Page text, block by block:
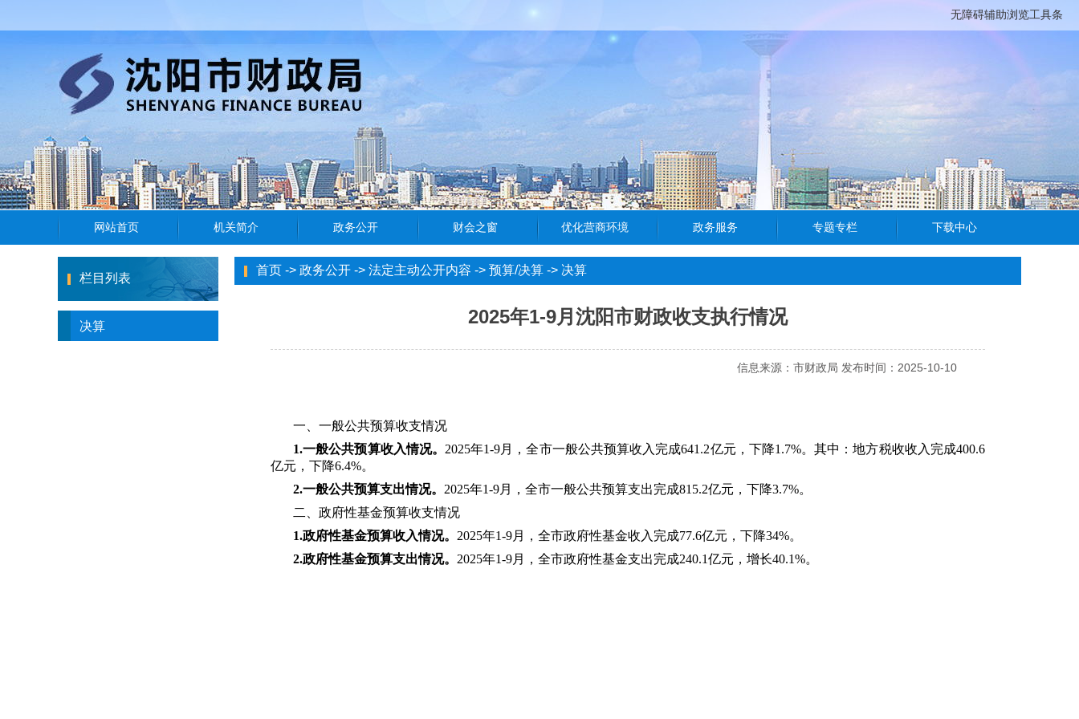
无障碍辅助浏览工具条
栏目列表
决算
首页 -> 政务公开 -> 法定主动公开内容 -> 预算/决算 -> 决算
2025年1-9月沈阳市财政收支执行情况
信息来源：市财政局 发布时间：2025-10-10
一、一般公共预算收支情况
1.一般公共预算收入情况。 2025年1-9月，全市一般公共预算收入完成641.2亿元，下降1.7%。其中：地方税收收入完成400.6
亿元，下降6.4%。
2.一般公共预算支出情况。 2025年1-9月，全市一般公共预算支出完成815.2亿元，下降3.7%。
二、政府性基金预算收支情况
1.政府性基金预算收入情况。 2025年1-9月，全市政府性基金收入完成77.6亿元，下降34%。
2.政府性基金预算支出情况。 2025年1-9月，全市政府性基金支出完成240.1亿元，增长40.1%。